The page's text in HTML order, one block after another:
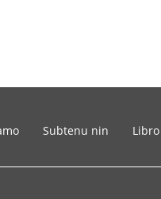
Subtenu nin Libro